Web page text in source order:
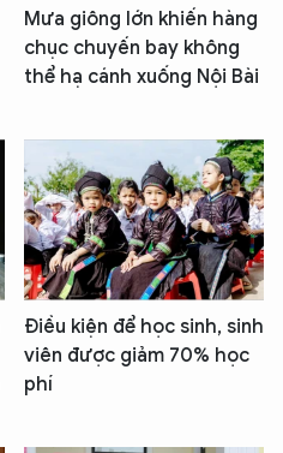
Mưa giông lớn khiến hàng
chục chuyến bay không
thể hạ cánh xuống Nội Bài
Điều kiện để học sinh, sinh
viên được giảm 70% học
phí